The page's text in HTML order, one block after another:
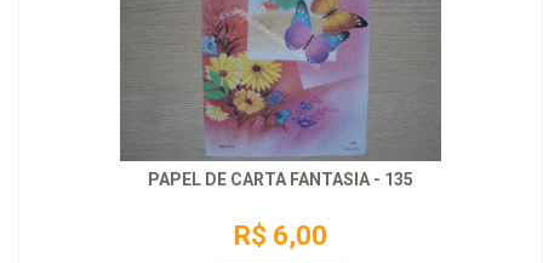
PAPEL DE CARTA FANTASIA - 135
R$ 6,00